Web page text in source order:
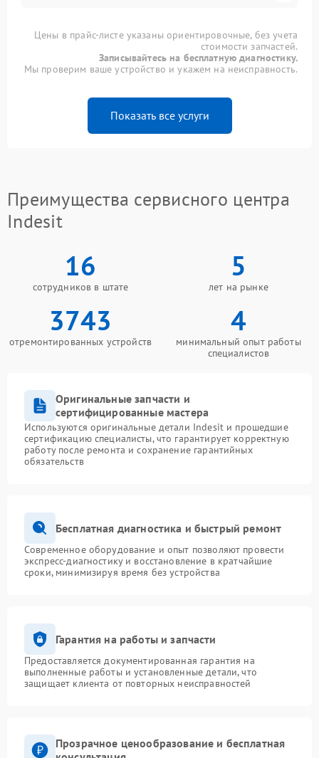
Цены в прайс-листе указаны ориентировочные, без учета
стоимости запчастей.
Записывайтесь на бесплатную диагностику.
Мы проверим ваше устройство и укажем на неисправность.
Показать все услуги
Преимущества сервисного центра
Indesit
16
сотрудников в штате
5
лет на рынке
3743
отремонтированных устройств
4
минимальный опыт работы
специалистов
Оригинальные запчасти и
сертифицированные мастера
Используются оригинальные детали Indesit и прошедшие
сертификацию специалисты, что гарантирует корректную
работу после ремонта и сохранение гарантийных
обязательств
Бесплатная диагностика и быстрый ремонт
Современное оборудование и опыт позволяют провести
экспресс-диагностику и восстановление в кратчайшие
сроки, минимизируя время без устройства
Гарантия на работы и запчасти
Предоставляется документированная гарантия на
выполненные работы и установленные детали, что
защищает клиента от повторных неисправностей
Прозрачное ценообразование и бесплатная